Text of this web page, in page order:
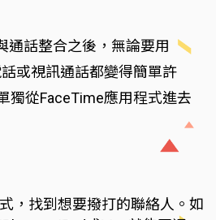
通話整合之後，無論要用
或視訊通話都變得簡單許
獨從FaceTime應用程式進去
，找到想要撥打的聯絡人。如